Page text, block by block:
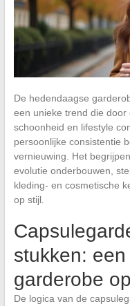
De hedendaagse
een unieke trend die door
schoonheid en lifestyle
persoonlijke consistentie
vernieuwing. Het
evolutie onderbouwen,
kleding- en cosmetische
op stijl.
stukken:
garderobe
De logica van de